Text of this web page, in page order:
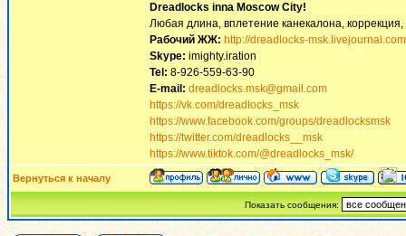
Dreadlocks inna Moscow Сity!
Любая длина, вплетение канекалона,
Рабочий ЖЖ: http://dreadlocks-
Skype: imighty.iration
Tel: 8-926-559-63-90
E-mail: dreadlocks.msk@gmail.com
https://vk.com/dreadlocks_msk
https://www.facebook.com/groups/dreadlocksmsk
https://twitter.com/dreadlocks__msk
https://www.tiktok.com/@dreadlocks_msk/
Вернуться к началу
Показать сообщения: